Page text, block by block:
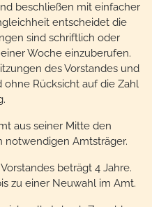
beschließen mit einfacher
entscheidet die
sind schriftlich oder
Woche einzuberufen.
des Vorstandes und
ohne Rücksicht auf die Zahl
aus seiner Mitte den
notwendigen Amtsträger.
beträgt 4 Jahre.
zu einer Neuwahl im Amt.